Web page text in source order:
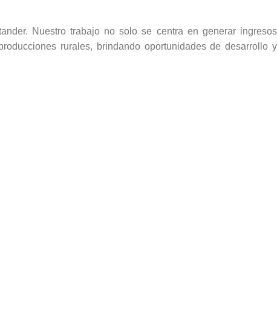
Nuestro trabajo no solo se centra en generar ingresos
rurales, brindando oportunidades de desarrollo y